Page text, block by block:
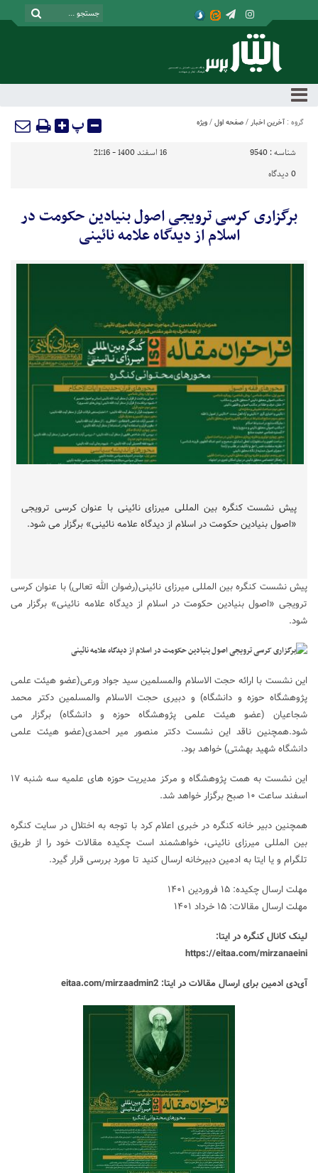
گروه : آخرین اخبار / صفحه اول / ویژه پ
شناسه : 9540
16 اسفند 1400 - 21:16
0 دیدگاه
برگزاری کرسی ترویجی اصول بنیادین حکومت در
اسلام از دیدگاه علامه نائینی
پیش نشست کنگره بین المللی میرزای نائینی با عنوان کرسی ترویجی
«اصول بنیادین حکومت در اسلام از دیدگاه علامه نائینی» برگزار می شود.
پیش نشست کنگره بین المللی میرزای نائینی(رضوان الله تعالی) با عنوان کرسی
ترویجی «اصول بنیادین حکومت در اسلام از دیدگاه علامه نائینی» برگزار می
شود.
این نشست با ارائه حجت الاسلام والمسلمین سید جواد ورعی(عضو هیئت علمی
پژوهشگاه حوزه و دانشگاه) و دبیری حجت الاسلام والمسلمین دکتر محمد
شجاعیان (عضو هیئت علمی پژوهشگاه حوزه و دانشگاه) برگزار می
شود.همچنین ناقد این نشست دکتر منصور میر احمدی(عضو هیئت علمی
دانشگاه شهید بهشتی) خواهد بود.
این نشست به همت پژوهشگاه و مرکز مدیریت حوزه های علمیه سه شنبه ۱۷
اسفند ساعت ۱۰ صبح برگزار خواهد شد.
همچنین دبیر خانه کنگره در خبری اعلام کرد با توجه به اختلال در سایت کنگره
بین المللی میرزای نائینی، خواهشمند است چکیده مقالات خود را از طریق
تلگرام و یا ایتا به ادمین دبیرخانه ارسال کنید تا مورد بررسی قرار گیرد.
مهلت ارسال چکیده: ۱۵ فروردین ۱۴۰۱
مهلت ارسال مقالات: ۱۵ خرداد ۱۴۰۱
لینک کانال کنگره در ایتا:
https://eitaa.com/mirzanaeini
آی‌دی ادمین برای ارسال مقالات در ایتا: eitaa.com/mirzaadmin2